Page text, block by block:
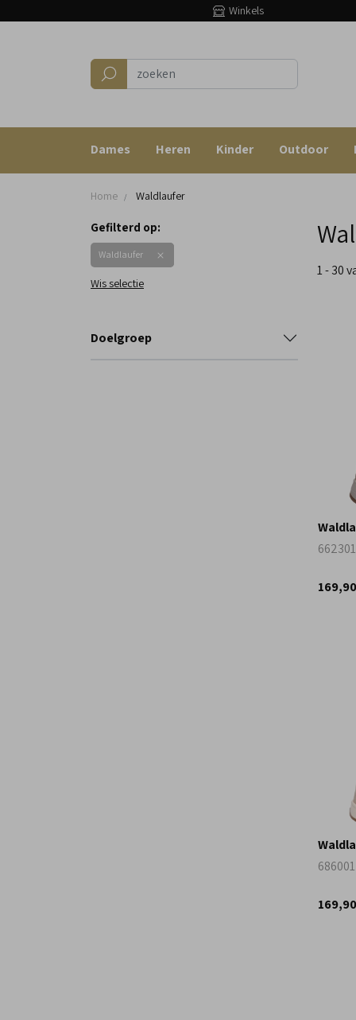
Winkels
Dames Heren Kinder Outdoor
Home Waldlaufer
Gefilterd op:
Waldlaufer
Wis selectie
Doelgroep
1 - 30
169,90
169,90